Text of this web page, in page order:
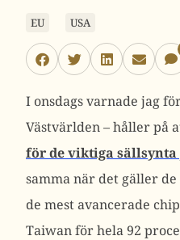
EU USA
I onsdags varnade jag
Västvärlden – håller på
för de viktiga
samma när det gäller
de mest avancerade
Taiwan för hela 92